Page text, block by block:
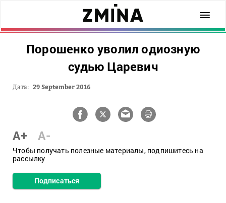
Порошенко уволил одиозную
судью Царевич
Дата: 29 September 2016
A+ A-
Чтобы получать полезные материалы, подпишитесь на
рассылку
Подписаться